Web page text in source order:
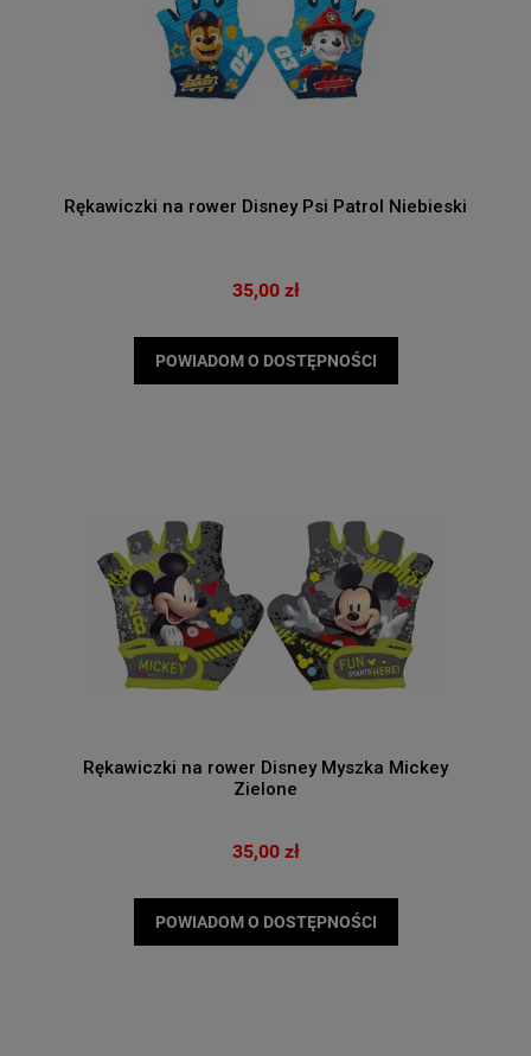
Rękawiczki na rower Disney Psi Patrol Niebieski
35,00 zł
POWIADOM O DOSTĘPNOŚCI
Rękawiczki na rower Disney Myszka Mickey
Zielone
35,00 zł
POWIADOM O DOSTĘPNOŚCI